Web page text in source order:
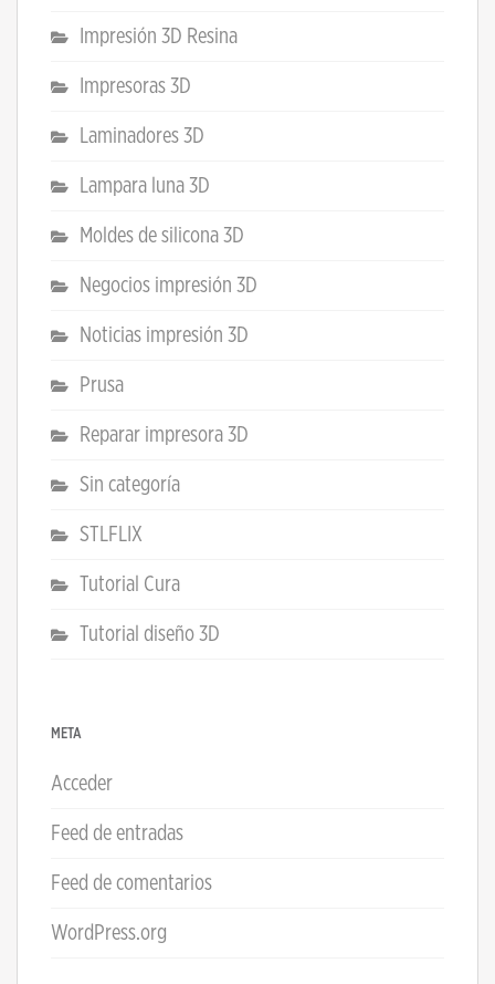
Impresión 3D Resina
Impresoras 3D
Laminadores 3D
Lampara luna 3D
Moldes de silicona 3D
Negocios impresión 3D
Noticias impresión 3D
Prusa
Reparar impresora 3D
Sin categoría
STLFLIX
Tutorial Cura
Tutorial diseño 3D
META
Acceder
Feed de entradas
Feed de comentarios
WordPress.org